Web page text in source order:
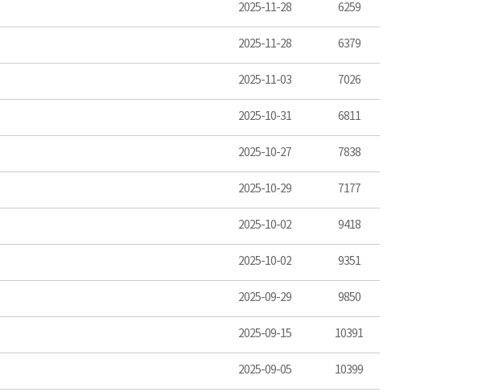
2025-11-28 6259
2025-11-28 6379
2025-11-03 7026
2025-10-31 6811
2025-10-27 7838
2025-10-29 7177
2025-10-02 9418
2025-10-02 9351
2025-09-29 9850
2025-09-15 10391
2025-09-05 10399